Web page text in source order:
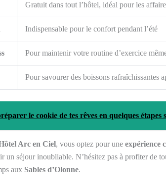
Gratuit dans tout l’hôtel, idéal pour les
Indispensable pour le confort pendant l’été
Pour maintenir votre routine d’exercice
Pour savourer des boissons rafraîchissantes
le cookie de tes rêves en quelques étapes
Arc en Ciel, vous optez pour une expérience
un séjour inoubliable. N’hésitez pas à profiter de
aux Sables d’Olonne.